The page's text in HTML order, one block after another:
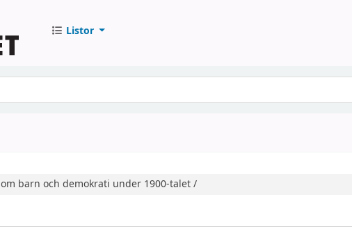
Listor
om barn och demokrati under 1900-talet /